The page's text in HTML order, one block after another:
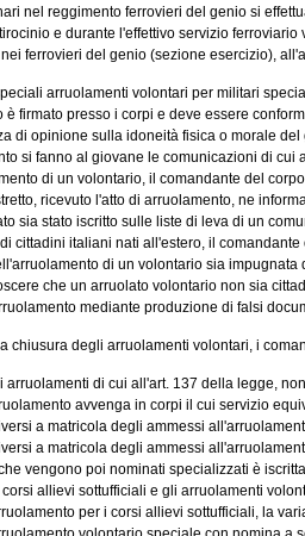
nel reggimento ferrovieri del genio si
e durante l'effettivo servizio ferroviario
ferrovieri del genio (sezione esercizio),
arruolamenti volontari per militari
firmato presso i corpi e deve essere
opinione sulla idoneità fisica o morale del
si fanno al giovane le comunicazioni di cui
di un volontario, il comandante del
ricevuto l'atto di arruolamento, ne
sia stato iscritto sulle liste di leva di un
italiani nati all'estero, il
di un volontario sia impugnata
che un arruolato volontario non sia
mediante produzione di falsi
degli arruolamenti volontari, i
di cui all'art. 137 della legge,
avvenga in corpi il cui servizio
a matricola degli ammessi
a matricola degli ammessi
vengono poi nominati specializzati è
allievi sottufficiali e gli arruolamenti
per i corsi allievi sottufficiali, la